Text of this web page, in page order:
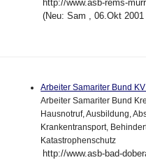
http://www.asb-rems-
(Neu: Sam , 06.Okt
Arbeiter Samariter Bund
Arbeiter Samariter Bund
Hausnotruf, Ausbildung,
Krankentransport,
Katastrophenschutz
http://www.asb-bad-